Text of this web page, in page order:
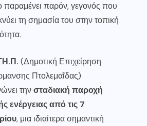
παρόν, γεγονός που
τη σημασία του στην τοπική
(Δημοτική Επιχείρηση
Πτολεμαΐδας)
τηνσταδιακή παροχή
ενέργειας από τις 7
, μια ιδιαίτερα σημαντική